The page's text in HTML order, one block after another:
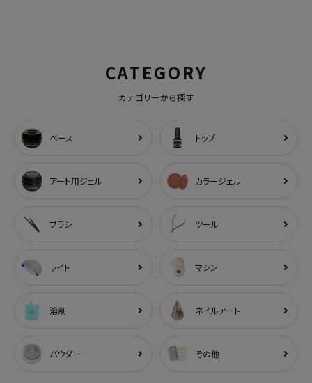
CATEGORY
カテゴリーから探す
ベース トップ
アート用ジェル カラージェル
ブラシ ツール
ライト マシン
溶剤 ネイルアート
パウダー その他